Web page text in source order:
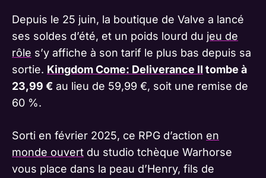
Depuis le 25 juin, la boutique de Valve a lancé
ses soldes d’été, et un poids lourd du jeu de
rôle s’y affiche à son tarif le plus bas depuis sa
sortie. Kingdom Come: Deliverance II tombe à
23,99 € au lieu de 59,99 €, soit une remise de
60 %.
Sorti en février 2025, ce RPG d’action en
monde ouvert du studio tchèque Warhorse
vous place dans la peau d’Henry, fils de